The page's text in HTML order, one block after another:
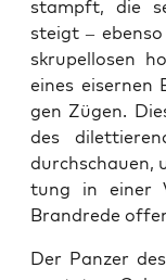
stampft, die
steigt –
skru­pel­lo­sen
eines eiser­nen
gen Zügen.
des
durch­schau­en,
tung in einer
Brand­re­de
Der Pan­zer